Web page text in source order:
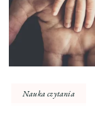
Nauka czytania